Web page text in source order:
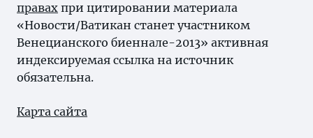
правах при цитировании материала
«Новости/Ватикан станет участником
Венецианского биеннале-2013» активная
индексируемая ссылка на источник
обязательна.
Карта сайта